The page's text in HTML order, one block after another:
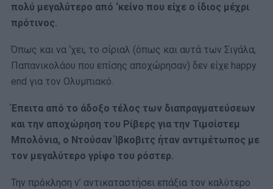
πολύ μεγαλύτερο από ‘κείνο που είχε ο ίδιος μέχρι
πρότινος.
Όπως και να ‘χει, το σίριαλ (όπως και αυτά των Σιγάλα,
Παπανικολάου που επίσης αποχώρησαν) δεν είχε happy
end για τον Ολυμπιακό.
Έπειτα από το άδοξο τέλος των διαπραγματεύσεων
και την αποχώρηση του Ρίβερς για την Τιμσίστεμ
Μπολόνια, ο Ντούσαν Ίβκοβιτς ήταν αντιμέτωπος με
τον μεγαλύτερο γρίφο του ρόστερ.
Την πρόκληση ν’ αντικαταστήσει επάξια τον καλύτερο